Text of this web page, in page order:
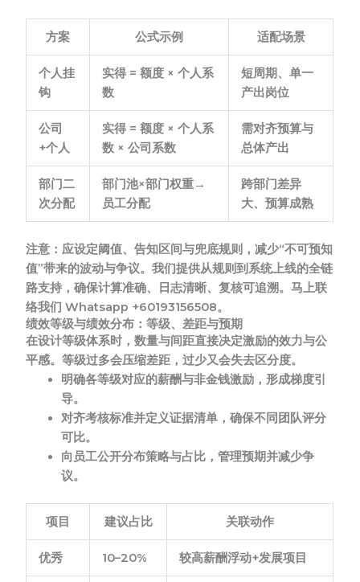
方案 公式示例 适配场景
个人挂
钩
实得 = 额度 × 个人系
数
短周期、单一
产出岗位
公司
+个人
实得 = 额度 × 个人系
数 × 公司系数
需对齐预算与
总体产出
部门二
次分配
部门池×部门权重→
员工分配
跨部门差异
大、预算成熟
注意：应设定阈值、告知区间与兜底规则，减少“不可预知
值”带来的波动与争议。我们提供从规则到系统上线的全链
路支持，确保计算准确、日志清晰、复核可追溯。马上联
络我们 Whatsapp +60193156508。
绩效等级与绩效分布：等级、差距与预期
在设计等级体系时，数量与间距直接决定激励的效力与公
平感。等级过多会压缩差距，过少又会失去区分度。
明确各等级对应的薪酬与非金钱激励，形成梯度引
导。
对齐考核标准并定义证据清单，确保不同团队评分
可比。
向员工公开分布策略与占比，管理预期并减少争
议。
项目 建议占比 关联动作
优秀 10–20% 较高薪酬浮动+发展项目